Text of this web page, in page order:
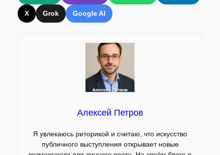
X Grok Google AI
Алексей Петров
Я увлекаюсь риторикой и считаю, что искусство
публичного выступления открывает новые